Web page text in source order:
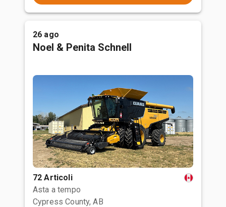
26 ago
Noel & Penita Schnell
72 Articoli
Asta a tempo
Cypress County, AB